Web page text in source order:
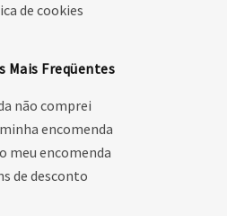
de cookies
Mais Freqüentes
não comprei
encomenda
meu encomenda
de desconto